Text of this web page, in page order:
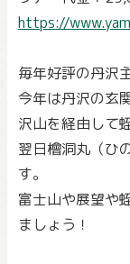
https://
毎年好評の丹沢
今年は丹沢の玄
沢山を経由して
翌日檜洞丸（ひ
す。
富士山や展望や
ましょう！